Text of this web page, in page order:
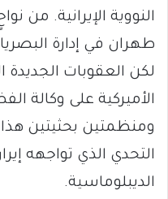
النووية الإيرانية. من
طهران في إدارة
لكن العقوبات الجديدة
الأميركية على وكالة
ومنظمتين بحثيتين
التحدي الذي تواجهه
الديبلوماسية.